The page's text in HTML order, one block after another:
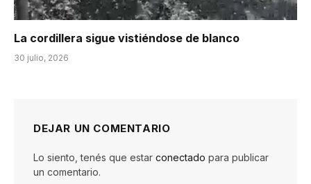
La cordillera sigue vistiéndose de blanco
30 julio, 2026
DEJAR UN COMENTARIO
Lo siento, tenés que estar conectado para publicar
un comentario.